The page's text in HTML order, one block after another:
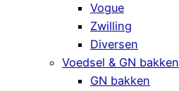
Vogue
Zwilling
Diversen
Voedsel & GN bakken
GN bakken